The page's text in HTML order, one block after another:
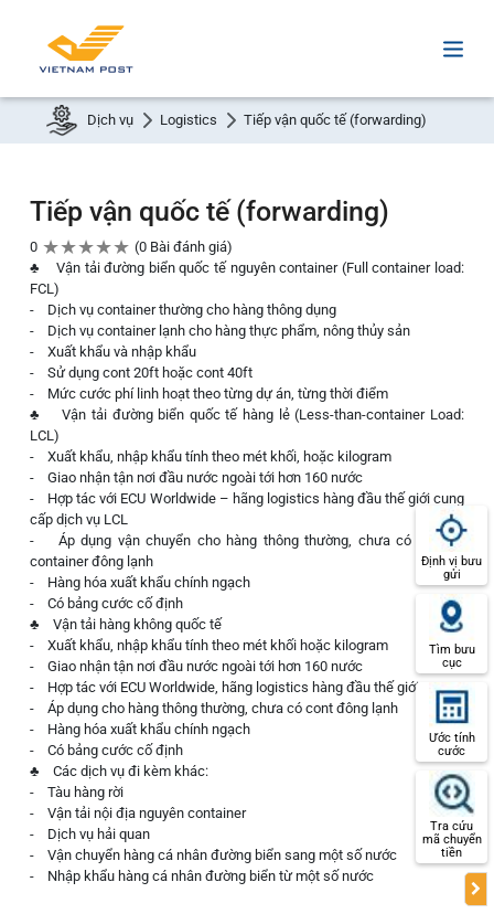
Dịch vụ Logistics Tiếp vận quốc tế (forwarding)
Tiếp vận quốc tế (forwarding)
0 ★★★★★ 0 Bài đánh giá
♣ Vận tải đường biển quốc tế nguyên container (Full container load:
FCL)
- Dịch vụ container thường cho hàng thông dụng
- Dịch vụ container lạnh cho hàng thực phẩm, nông thủy sản
- Xuất khẩu và nhập khẩu
- Sử dụng cont 20ft hoặc cont 40ft
- Mức cước phí linh hoạt theo từng dự án, từng thời điểm
♣ Vận tải đường biển quốc tế hàng lẻ (Less-than-container Load:
LCL)
- Xuất khẩu, nhập khẩu tính theo mét khối, hoặc kilogram
- Giao nhận tận nơi đầu nước ngoài tới hơn 160 nước
- Hợp tác với ECU Worldwide – hãng logistics hàng đầu thế giới cung
cấp dịch vụ LCL
- Áp dụng vận chuyển cho hàng thông thường, chưa có dịch vụ
container đông lạnh
- Hàng hóa xuất khẩu chính ngạch
- Có bảng cước cố định
♣ Vận tải hàng không quốc tế
- Xuất khẩu, nhập khẩu tính theo mét khối hoặc kilogram
- Giao nhận tận nơi đầu nước ngoài tới hơn 160 nước
- Hợp tác với ECU Worldwide, hãng logistics hàng đầu thế giới
- Áp dụng cho hàng thông thường, chưa có cont đông lạnh
- Hàng hóa xuất khẩu chính ngạch
- Có bảng cước cố định
♣ Các dịch vụ đi kèm khác:
- Tàu hàng rời
- Vận tải nội địa nguyên container
- Dịch vụ hải quan
- Vận chuyển hàng cá nhân đường biển sang một số nước
- Nhập khẩu hàng cá nhân đường biển từ một số nước
Định vị bưu
gửi
Tìm bưu
cục
Ước tính
cước
Tra cứu
mã chuyển
tiền